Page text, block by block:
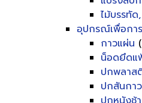
ไม้บรรทั
อุปกรณ์เพื่อการ
กาวแผ่น
น็อดยึดแ
ปกพลาส
ปกสันกา